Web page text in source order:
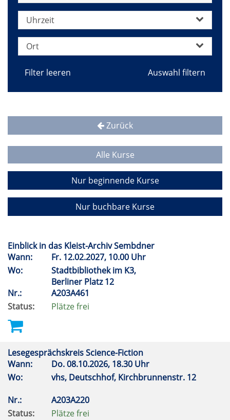
Uhrzeit
Ort
Filter leeren
Zurück
Alle Kurse
Nur beginnende Kurse
Nur buchbare Kurse
Einblick in das Kleist-Archiv Sembdner
Wann:
Fr. 12.02.2027, 10.00 Uhr
Wo:
Stadtbibliothek im K3,
Berliner Platz 12
Nr.:
A203A461
Status:
Plätze frei
Lesegesprächskreis Science-Fiction
Wann:
Do.08.10.2026, 18.30 Uhr
Wo:
vhs, Deutschhof, Kirchbrunnenstr. 12
Nr.:
A203A220
Status:
Plätze frei